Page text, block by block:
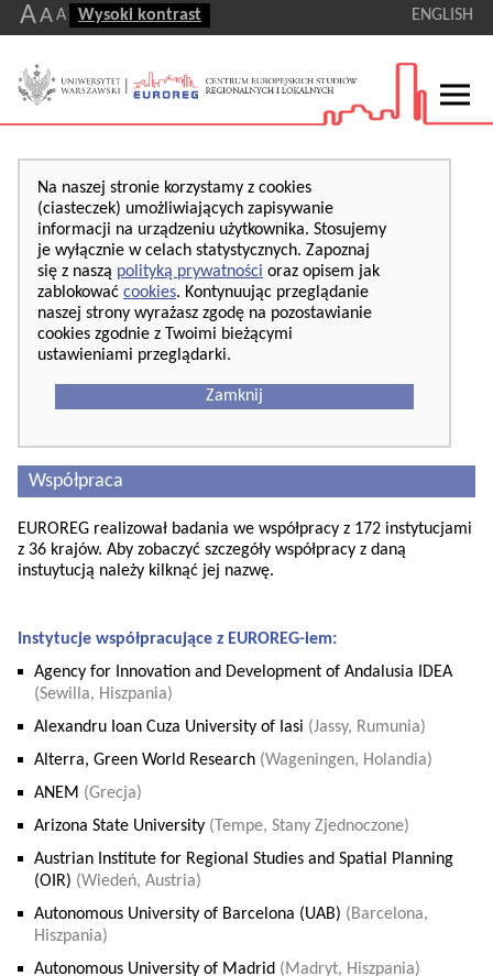
AA A Wysoki kontrast ENGLISH
Na naszej stronie korzystamy z cookies
(ciasteczek) umożliwiających zapisywanie
informacji na urządzeniu użytkownika. Stosujemy
je wyłącznie w celach statystycznych. Zapoznaj
się z naszą polityką prywatności oraz opisem jak
zablokować cookies. Kontynuując przeglądanie
naszej strony wyrażasz zgodę na pozostawianie
cookies zgodnie z Twoimi bieżącymi
ustawieniami przeglądarki.
Zamknij
Współpraca
EUROREG realizował badania we współpracy z 172 instytucjami
z 36 krajów. Aby zobaczyć szczegóły współpracy z daną
instuytucją należy kilknąć jej nazwę.
Instytucje współpracujące z EUROREG-iem:
Agency for Innovation and Development of Andalusia IDEA
(Sewilla, Hiszpania)
Alexandru Ioan Cuza University of Iasi (Jassy, Rumunia)
Alterra, Green World Research (Wageningen, Holandia)
ANEM (Grecja)
Arizona State University (Tempe, Stany Zjednoczone)
Austrian Institute for Regional Studies and Spatial Planning
(OIR) (Wiedeń, Austria)
Autonomous University of Barcelona (UAB) (Barcelona,
Hiszpania)
Autonomous University of Madrid (Madryt, Hiszpania)